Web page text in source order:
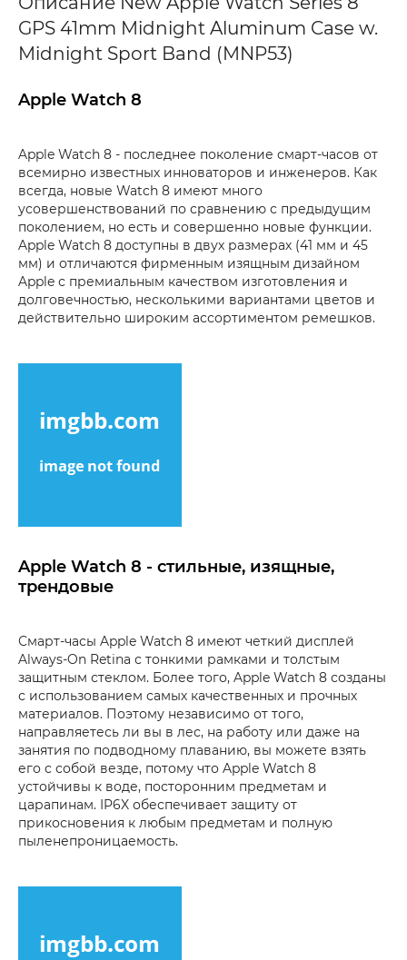
GPS 41mm Midnight Aluminum Case w.
Midnight Sport Band (MNP53)
Apple Watch 8
Apple Watch 8 - последнее поколение смарт-часов от
всемирно известных инноваторов и инженеров. Как
всегда, новые Watch 8 имеют много
усовершенствований по сравнению с предыдущим
поколением, но есть и совершенно новые функции.
Apple Watch 8 доступны в двух размерах (41 мм и 45
мм) и отличаются фирменным изящным дизайном
Apple с премиальным качеством изготовления и
долговечностью, несколькими вариантами цветов и
действительно широким ассортиментом ремешков.
Apple Watch 8 - стильные, изящные,
трендовые
Смарт-часы Apple Watch 8 имеют четкий дисплей
Always-On Retina с тонкими рамками и толстым
защитным стеклом. Более того, Apple Watch 8 созданы
с использованием самых качественных и прочных
материалов. Поэтому независимо от того,
направляетесь ли вы в лес, на работу или даже на
занятия по подводному плаванию, вы можете взять
его с собой везде, потому что Apple Watch 8
устойчивы к воде, посторонним предметам и
царапинам. IP6X обеспечивает защиту от
прикосновения к любым предметам и полную
пыленепроницаемость.